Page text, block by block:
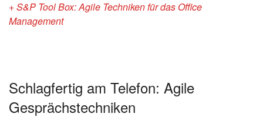
+ S&P Tool Box: Agile Techniken für das Office
Management
Schlagfertig am Telefon: Agile
Gesprächstechniken